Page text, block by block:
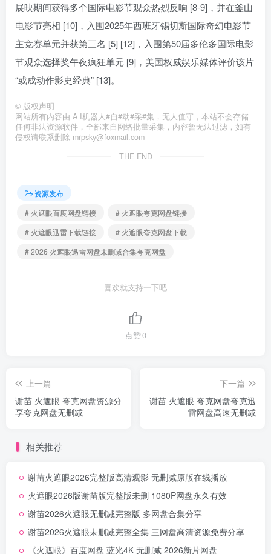
展映期间获得多个国际电影节观众热烈反响 [8-9]，并在釜山
电影节亮相 [10]，入围2025年西班牙锡切斯国际奇幻电影节
主竞赛单元并获第三名 [5] [12]，入围第50届多伦多国际电影
节观众选择奖午夜疯狂单元 [9]，美国权威娱乐媒体评价该片
“或成动作影史经典” [13]。
© 版权声明
网站所有内容由 A I机器人#自#动#采#集，无人值守，本站不会存储
任何非法资源软件，全部来自网络批量采集，内容暂无法过滤，如有
侵权请联系删除 mrpsky@foxmail.com
THE END
资源发布
# 火遮眼百度网盘链接
# 火遮眼夸克网盘链接
# 火遮眼迅雷下载链接
# 火遮眼夸克网盘下载
# 2026 火遮眼迅雷网盘未删减合集夸克网盘
喜欢就支持一下吧
点赞0
上一篇
谢苗 火遮眼 夸克网盘资源分
享夸克网盘无删减
下一篇
谢苗 火遮眼 夸克网盘夸克迅
雷网盘高速无删减
相关推荐
谢苗火遮眼2026完整版高清观影 无删减原版在线播放
火遮眼2026版谢苗版完整版未删 1080P网盘永久有效
谢苗2026火遮眼无删减完整版 多网盘合集分享
谢苗2026火遮眼未删减完整全集 三网盘高清资源免费分享
《火遮眼》百度网盘 蓝光4K 无删减 2026新片网盘